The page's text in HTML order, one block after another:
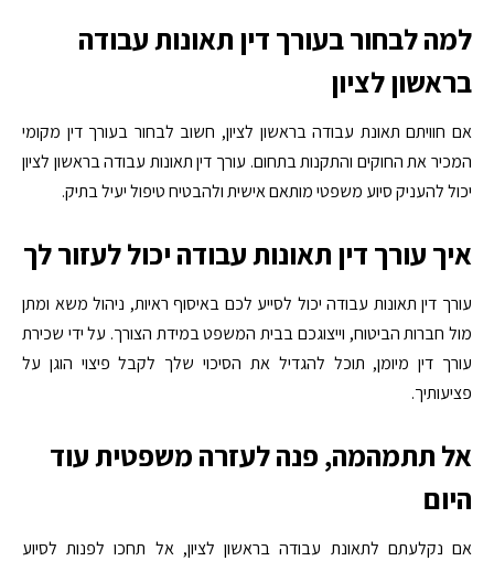
למה לבחור בעורך דין תאונות עבודה
בראשון לציון
אם חוויתם תאונת עבודה בראשון לציון, חשוב לבחור בעורך דין מקומי
המכיר את החוקים והתקנות בתחום. עורך דין תאונות עבודה בראשון לציון
יכול להעניק סיוע משפטי מותאם אישית ולהבטיח טיפול יעיל בתיק.
איך עורך דין תאונות עבודה יכול לעזור לך
עורך דין תאונות עבודה יכול לסייע לכם באיסוף ראיות, ניהול משא ומתן
מול חברות הביטוח, וייצוגכם בבית המשפט במידת הצורך. על ידי שכירת
עורך דין מיומן, תוכל להגדיל את הסיכוי שלך לקבל פיצוי הוגן על
פציעותיך.
אל תתמהמה, פנהלעזרה משפטית עוד
היום
אם נקלעתם לתאונת עבודה בראשון לציון, אל תחכו לפנות לסיוע